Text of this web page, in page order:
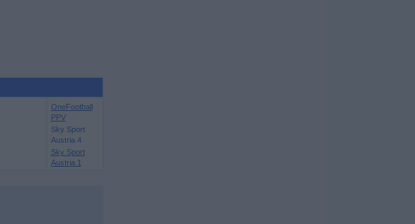
OneFootball
PPV
Sky Sport
Austria 4
Sky Sport
Austria 1